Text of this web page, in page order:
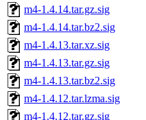
m4-1.4.14.tar.gz.sig
m4-1.4.14.tar.bz2.sig
m4-1.4.13.tar.xz.sig
m4-1.4.13.tar.gz.sig
m4-1.4.13.tar.bz2.sig
m4-1.4.12.tar.lzma.sig
m4-1.4.12.tar.gz.sig